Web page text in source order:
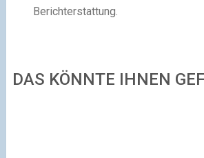
Berichterstattung.
DAS KÖNNTE IHNEN